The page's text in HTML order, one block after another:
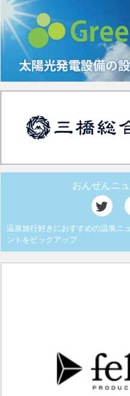
おんせんニ
温泉旅行好きにおすすめの温泉ニ
ントをピックアップ